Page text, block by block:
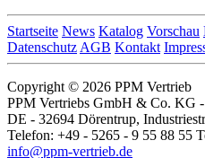
Startseite News Katalog Vorschau
Datenschutz AGB Kontakt
Copyright © 2026 PPM Vertrieb
PPM Vertriebs GmbH & Co. KG
DE - 32694 Dörentrup,
Telefon: +49 - 5265 - 9 55 88 55
info@ppm-vertrieb.de